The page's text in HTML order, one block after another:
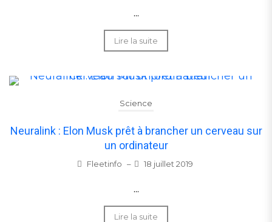
...
Lire la suite
Science
Neuralink : Elon Musk prêt à brancher un cerveau sur
un ordinateur
Fleetinfo – 18 juillet 2019
...
Lire la suite